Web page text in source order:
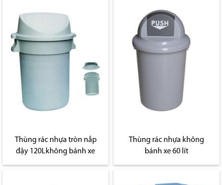
Thùng rác nhựa tròn nắp
đậy 120Lkhông bánh xe
Thùng rác nhựa không
bánh xe 60 lít